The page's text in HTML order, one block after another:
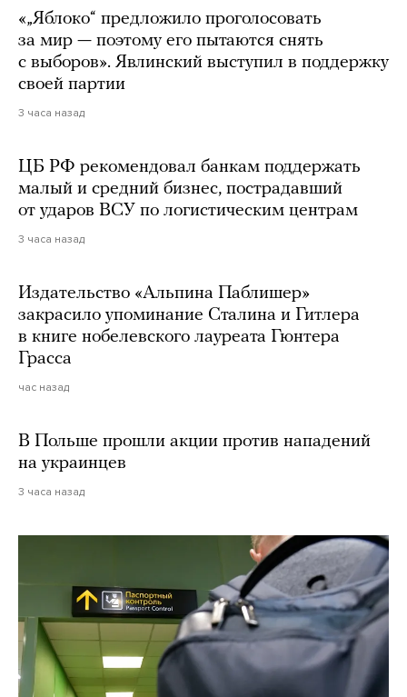
«„Яблоко“ предложило проголосовать
за мир — поэтому его пытаются снять
с выборов». Явлинский выступил в поддержку
своей партии
3 часа назад
ЦБ РФ рекомендовал банкам поддержать
малый и средний бизнес, пострадавший
от ударов ВСУ по логистическим центрам
3 часа назад
Издательство «Альпина Паблишер»
закрасило упоминание Сталина и Гитлера
в книге нобелевского лауреата Гюнтера
Грасса
час назад
В Польше прошли акции против нападений
на украинцев
3 часа назад